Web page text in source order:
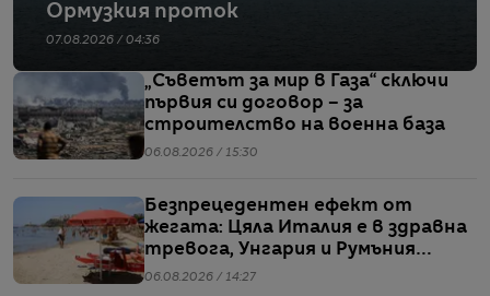
Ормузкия проток
07.08.2026 / 04:36
„Съветът за мир в Газа“ сключи
първия си договор – за
строителство на военна база
06.08.2026 / 15:30
Безпрецедентен ефект от
жегата: Цяла Италия е в здравна
тревога, Унгария и Румъния
пестят електричество
06.08.2026 / 14:27